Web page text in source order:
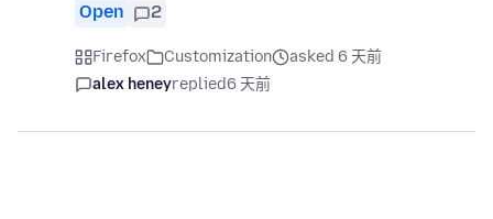
Open 2
Firefox Customization
asked 6 天前
alex heneyreplied6 天前